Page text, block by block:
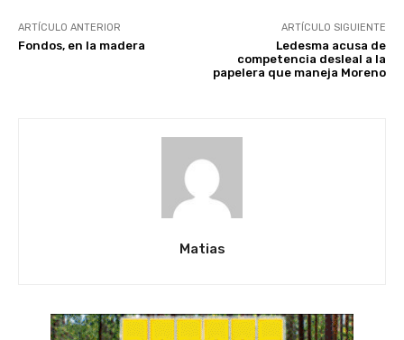
ARTÍCULO ANTERIOR
Fondos, en la madera
ARTÍCULO SIGUIENTE
Ledesma acusa de
competencia desleal a la
papelera que maneja Moreno
Matias